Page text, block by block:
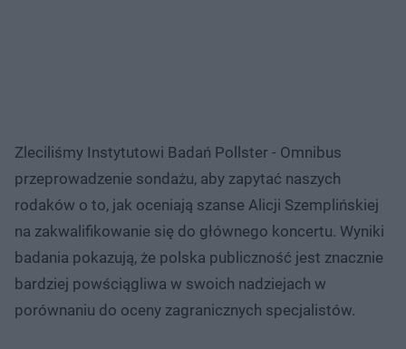
Zleciliśmy Instytutowi Badań Pollster - Omnibus
przeprowadzenie sondażu, aby zapytać naszych
rodaków o to, jak oceniają szanse Alicji Szemplińskiej
na zakwalifikowanie się do głównego koncertu. Wyniki
badania pokazują, że polska publiczność jest znacznie
bardziej powściągliwa w swoich nadziejach w
porównaniu do oceny zagranicznych specjalistów.